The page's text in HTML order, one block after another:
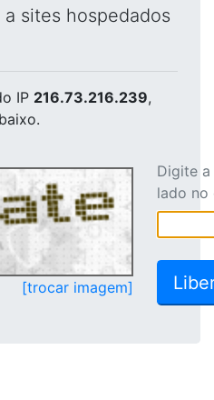
sites hospedados
IP 216.73.216.239,
[trocar imagem]
Digite
lado no